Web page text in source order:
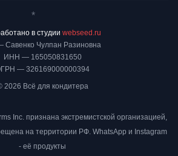
Савенко Чулпан Разиновна
ИНН — 165050831650
— 326169000000394
2026 Всё для кондитера
*
в студии webseed.ru
Inc. признана экстремистской организацией,
на территории РФ. WhatsApp и Instagram
- её продукты